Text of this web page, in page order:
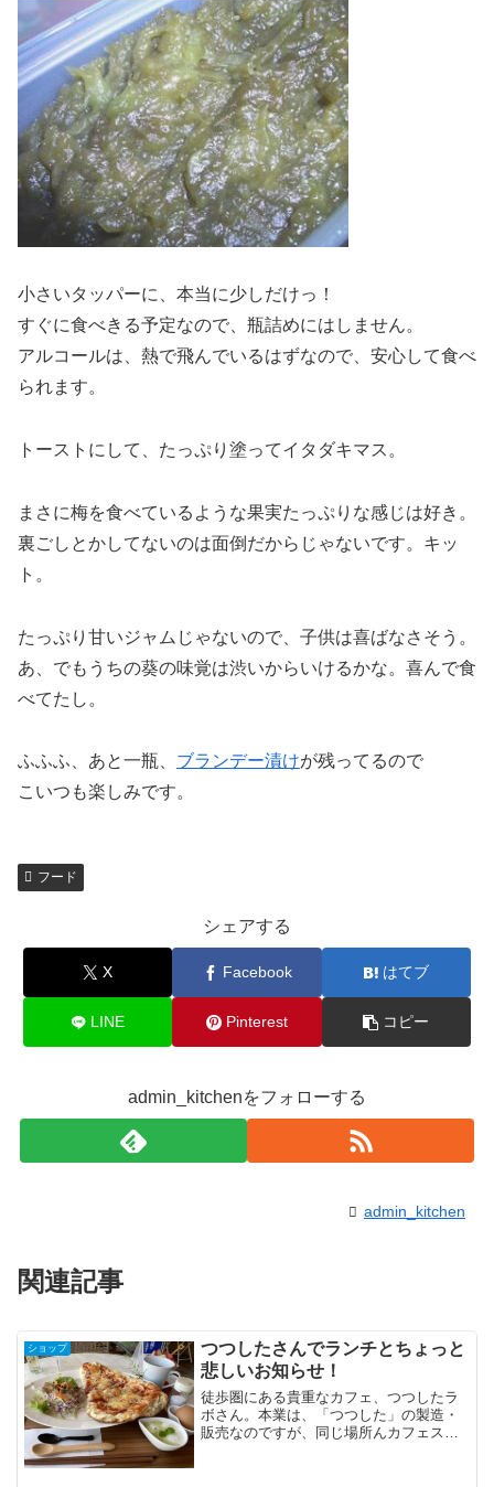
小さいタッパーに、本当に少しだけっ！
すぐに食べきる予定なので、瓶詰めにはしません。
アルコールは、熱で飛んでいるはずなので、安心して食べ
られます。
トーストにして、たっぷり塗ってイタダキマス。
まさに梅を食べているような果実たっぷりな感じは好き。
裏ごしとかしてないのは面倒だからじゃないです。キッ
ト。
たっぷり甘いジャムじゃないので、子供は喜ばなさそう。
あ、でもうちの葵の味覚は渋いからいけるかな。喜んで食
べてたし。
ふふふ、あと一瓶、 ブランデー漬けが残ってるので
こいつも楽しみです。
フード
シェアする
X Facebook はてブ
LINE Pinterest コピー
admin_kitchenをフォローする
admin_kitchen
関連記事
ショップ
つつしたさんでランチとちょっと
悲しいお知らせ！
徒歩圏にある貴重なカフェ、つつしたラ
ボさん。本業は、「つつした」の製造・
販売なのですが、同じ場所んカフェスペ